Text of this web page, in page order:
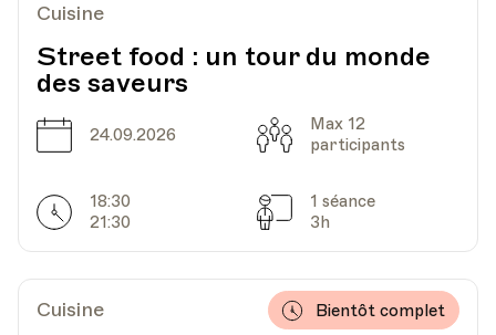
Lieu
HEP - Haute Ecole Pédagogique - Salle 719
1005, Lausanne
Date
28.10.2026 Heure
18.45
Lieu1005, Lausanne
Av. de Cour 33
Cuisine
Street food : un tour du monde
des saveurs
Date
24.09.2026 Capacité
Max 12
participants
Horarires
18:30
21:30
Séances
1 séance
3h
Cuisine Bientôt complet